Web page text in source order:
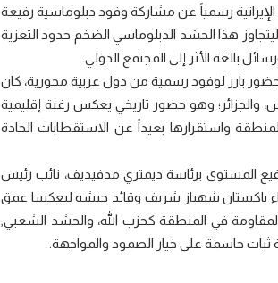
رسمياً عن مشاركة وفود دبلوماسية رفيعة
ليتجاوز هذا الحشد الدبلوماسي الضخم حدود التعزية
بالغة الأثر إلى المجتمع الدولي.
بارز لوفود رسمية من دول عربية محورية، كان
والجزائر؛ وهو حضور تاريخي يعكس رغبة إقليمية
واستقرارها بعيداً عن الاستقطابات الحادة
المستوى برئاسة ديمتري مدفيديف، نائب رئيس
باكستان شهباز شريف وقائد جيشه ليعكسا عمق
المقاومة في المنطقة كحزب الله، والحشد الشعبي,
حاسمة على خيار الصمود والمواجهة.